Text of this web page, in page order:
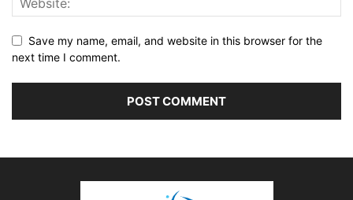
Save my name, email, and website in this browser for the
next time I comment.